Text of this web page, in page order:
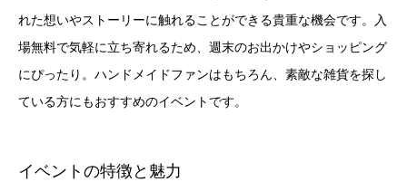
れた想いやストーリーに触れることができる貴重な機会です。入
場無料で気軽に立ち寄れるため、週末のお出かけやショッピング
にぴったり。ハンドメイドファンはもちろん、素敵な雑貨を探し
ている方にもおすすめのイベントです。
イベントの特徴と魅力